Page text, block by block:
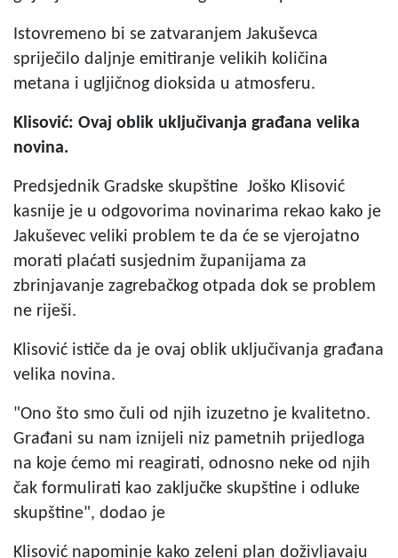
Istovremeno bi se zatvaranjem Jakuševca
spriječilo daljnje emitiranje velikih količina
metana i ugljičnog dioksida u atmosferu.
Klisović: Ovaj oblik uključivanja građana velika
novina.
Predsjednik Gradske skupštine Joško Klisović
kasnije je u odgovorima novinarima rekao kako je
Jakuševec veliki problem te da će se vjerojatno
morati plaćati susjednim županijama za
zbrinjavanje zagrebačkog otpada dok se problem
ne riješi.
Klisović ističe da je ovaj oblik uključivanja građana
velika novina.
"Ono što smo čuli od njih izuzetno je kvalitetno.
Građani su nam iznijeli niz pametnih prijedloga
na koje ćemo mi reagirati, odnosno neke od njih
čak formulirati kao zaključke skupštine i odluke
skupštine", dodao je
Klisović napominje kako zeleni plan doživljavaju